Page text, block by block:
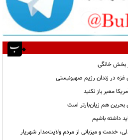
بخش خانگی
در زندان رژیم صهیونیستی
معبر باز نکنید
بحرین هم زیان‌بارتر است
داشته باشیم